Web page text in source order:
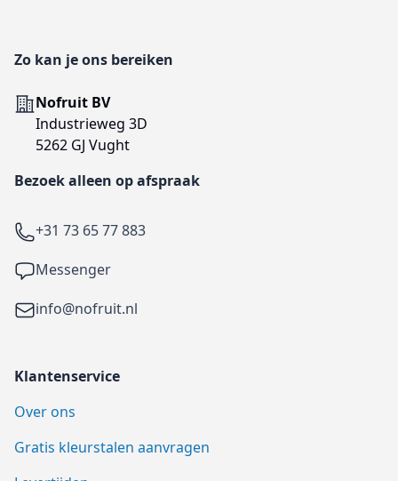
Zo kan je ons bereiken
AdresNofruit BV
Industrieweg 3D
5262 GJ Vught
Bezoek alleen op afspraak
Telefoon
+31 73 65 77 883
Facebook
Messenger
Emailinfo@nofruit.nl
Klantenservice
Over ons
Gratis kleurstalen aanvragen